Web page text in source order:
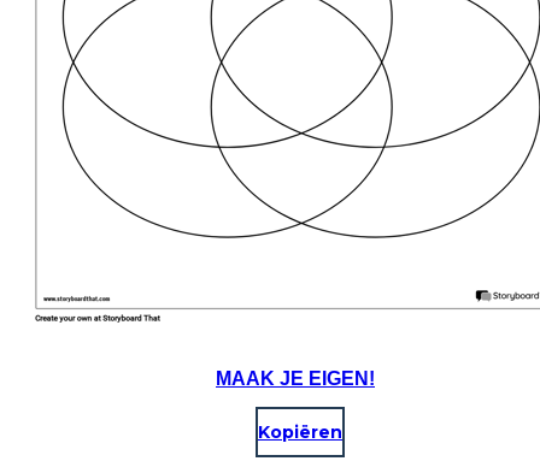
MAAK JE EIGEN!
Kopiëren